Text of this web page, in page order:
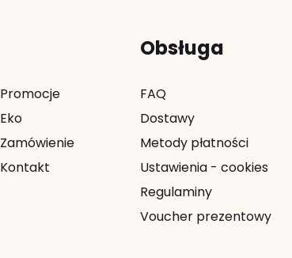
Promocje
Eko
Zamówienie
Kontakt
Obsługa
FAQ
Dostawy
Metody płatności
Ustawienia - cookies
Regulaminy
Voucher prezentowy